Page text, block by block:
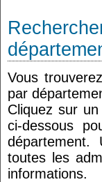
Vous
par
Cliquez sur
ci-dessous
département.
toutes les
informations.